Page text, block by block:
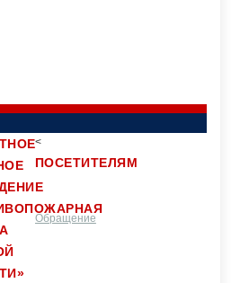
<
ПОСЕТИТЕЛЯМ
Обращение